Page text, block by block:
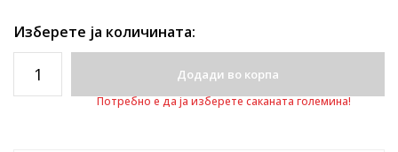
Изберете ја количината:
Додади во корпа
Потребно е да ја изберете саканата големина!